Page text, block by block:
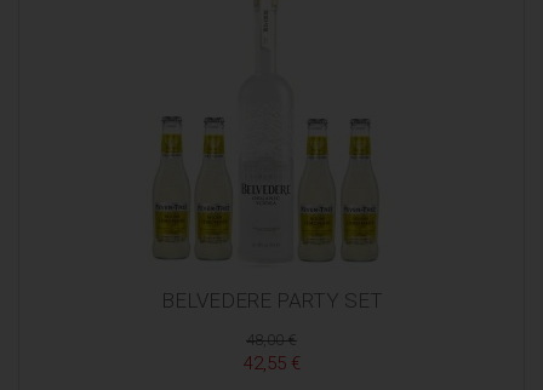
BELVEDERE PARTY SET
48,00 €
42,55 €